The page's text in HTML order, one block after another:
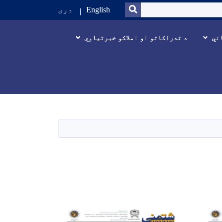
SEARCH
English دری
د تدراکاتو او املاکو خبرتیاوي